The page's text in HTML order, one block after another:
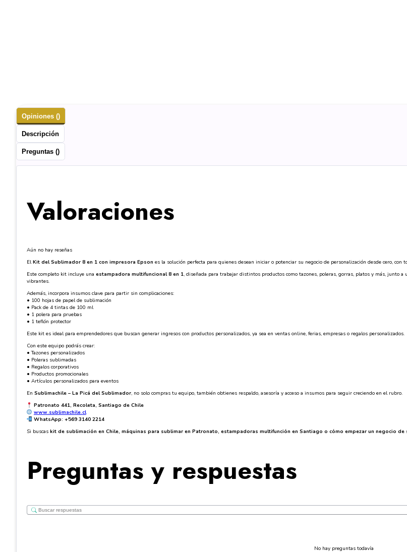
Opiniones ()
Descripción
Preguntas ()
Valoraciones
Aún no hay reseñas
ElKit del Sublimador 8 en 1 con impresora Epson es la solución perfecta para quienes desean iniciar o potenciar su negocio de personalización desde cero, con
Este completo kit incluye una estampadora multifuncional 8 en 1, diseñada para trabajar distintos productos como tazones, poleras, gorras, platos y más, junto a
vibrantes.
Además, incorpora insumos clave para partir sin complicaciones:
• 100 hojas de papel de sublimación
• Pack de 4 tintas de 100 ml
• 1 polera para pruebas
• 1 teflón protector
Este kit es ideal para emprendedores que buscan generar ingresos con productos personalizados, ya sea en ventas online, ferias, empresas o regalos personalizados.
Con este equipo podrás crear:
• Tazones personalizados
• Poleras sublimadas
• Regalos corporativos
• Productos promocionales
• Artículos personalizados para eventos
En Sublimachile – La Picá del Sublimador, no solo compras tu equipo, también obtienes respaldo, asesoría y acceso a insumos para seguir creciendo en el rubro.
Patronato 441, Recoleta, Santiago de Chile
www.sublimachile.cl
WhatsApp: +569 3140 2214
Si buscas kit de sublimación en Chile, máquinas para sublimar en Patronato, estampadoras multifunción en Santiago o cómo empezar un negocio de
Preguntas y respuestas
No hay preguntas todavía